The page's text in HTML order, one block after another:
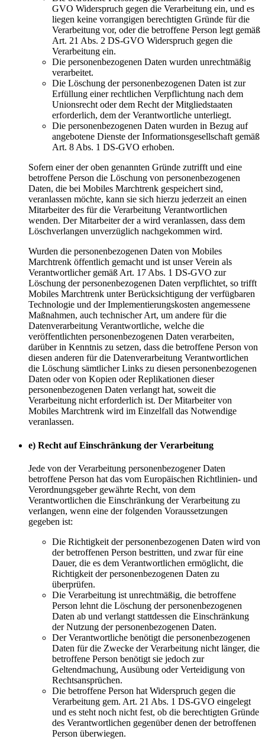
GVO Widerspruch gegen die Verarbeitung ein, und es
liegen keine vorrangigen berechtigten Gründe für die
Verarbeitung vor, oder die betroffene Person legt gemäß
Art. 21 Abs. 2 DS-GVO Widerspruch gegen die
Verarbeitung ein.
Die personenbezogenen Daten wurden unrechtmäßig
verarbeitet.
Die Löschung der personenbezogenen Daten ist zur
Erfüllung einer rechtlichen Verpflichtung nach dem
Unionsrecht oder dem Recht der Mitgliedstaaten
erforderlich, dem der Verantwortliche unterliegt.
Die personenbezogenen Daten wurden in Bezug auf
angebotene Dienste der Informationsgesellschaft gemäß
Art. 8 Abs. 1 DS-GVO erhoben.
Sofern einer der oben genannten Gründe zutrifft und eine
betroffene Person die Löschung von personenbezogenen
Daten, die bei Mobiles Marchtrenk gespeichert sind,
veranlassen möchte, kann sie sich hierzu jederzeit an einen
Mitarbeiter des für die Verarbeitung Verantwortlichen
wenden. Der Mitarbeiter der a wird veranlassen, dass dem
Löschverlangen unverzüglich nachgekommen wird.
Wurden die personenbezogenen Daten von Mobiles
Marchtrenk öffentlich gemacht und ist unser Verein als
Verantwortlicher gemäß Art. 17 Abs. 1 DS-GVO zur
Löschung der personenbezogenen Daten verpflichtet, so trifft
Mobiles Marchtrenk unter Berücksichtigung der verfügbaren
Technologie und der Implementierungskosten angemessene
Maßnahmen, auch technischer Art, um andere für die
Datenverarbeitung Verantwortliche, welche die
veröffentlichten personenbezogenen Daten verarbeiten,
darüber in Kenntnis zu setzen, dass die betroffene Person von
diesen anderen für die Datenverarbeitung Verantwortlichen
die Löschung sämtlicher Links zu diesen personenbezogenen
Daten oder von Kopien oder Replikationen dieser
personenbezogenen Daten verlangt hat, soweit die
Verarbeitung nicht erforderlich ist. Der Mitarbeiter von
Mobiles Marchtrenk wird im Einzelfall das Notwendige
veranlassen.
e) Recht auf Einschränkung der Verarbeitung
Jede von der Verarbeitung personenbezogener Daten
betroffene Person hat das vom Europäischen Richtlinien- und
Verordnungsgeber gewährte Recht, von dem
Verantwortlichen die Einschränkung der Verarbeitung zu
verlangen, wenn eine der folgenden Voraussetzungen
gegeben ist:
Die Richtigkeit der personenbezogenen Daten wird von
der betroffenen Person bestritten, und zwar für eine
Dauer, die es dem Verantwortlichen ermöglicht, die
Richtigkeit der personenbezogenen Daten zu
überprüfen.
Die Verarbeitung ist unrechtmäßig, die betroffene
Person lehnt die Löschung der personenbezogenen
Daten ab und verlangt stattdessen die Einschränkung
der Nutzung der personenbezogenen Daten.
Der Verantwortliche benötigt die personenbezogenen
Daten für die Zwecke der Verarbeitung nicht länger, die
betroffene Person benötigt sie jedoch zur
Geltendmachung, Ausübung oder Verteidigung von
Rechtsansprüchen.
Die betroffene Person hat Widerspruch gegen die
Verarbeitung gem. Art. 21 Abs. 1 DS-GVO eingelegt
und es steht noch nicht fest, ob die berechtigten Gründe
des Verantwortlichen gegenüber denen der betroffenen
Person überwiegen.